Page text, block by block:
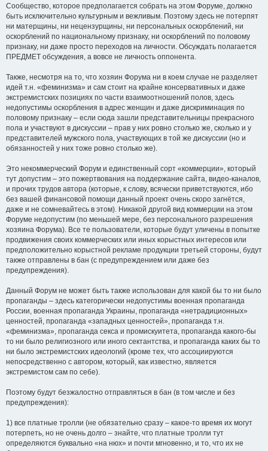
Сообщество, которое предполагается собрать на этом Форуме, должно
быть исключительно культурным и вежливым. Поэтому здесь не потерпят
ни матерщины, ни нецензурщины, ни персональных оскорблений, ни
оскорблений по национальному признаку, ни оскорблений по половому
признаку, ни даже просто переходов на личности. Обсуждать полагается
ПРЕДМЕТ обсуждения, а вовсе не личность оппонента.
Также, несмотря на то, что хозяин Форума ни в коем случае не разделяет
идей т.н. «феминизма» и сам стоит на крайне консервативных и даже
экстремистских позициях по части взаимоотношений полов, здесь
недопустимы оскорбления в адрес женщин и даже дискриминация по
половому признаку – если сюда зашли представительницы прекрасного
пола и участвуют в дискуссии – прав у них ровно столько же, сколько и у
представителей мужского пола, участвующих в той же дискуссии (но и
обязанностей у них тоже ровно столько же).
Это некоммерческий Форум и единственный сорт «коммерции», который
тут допустим – это пожертвования на поддержание сайта, видео-каналов,
и прочих трудов автора (которые, к слову, всячески приветствуются, ибо
без вашей финансовой помощи данный проект очень скоро загнётся,
даже и не сомневайтесь в этом). Никакой другой вид коммерции на этом
Форуме недопустим (по меньшей мере, без персонального разрешения
хозяина Форума). Все те пользователи, которые будут уличены в попытке
продвижения своих коммерческих или иных корыстных интересов или
предположительно корыстной рекламе продукции третьей стороны, будут
также отправлены в бан (с предупреждением или даже без
предупреждения).
Данный Форум не может быть также использован для какой бы то ни было
пропаганды – здесь категорически недопустимы военная пропаганда
России, военная пропаганда Украины, пропаганда «нетрадиционных»
ценностей, пропаганда «западных ценностей», пропаганда т.н.
«феминизма», пропаганда секса и промискуитета, пропаганда какого-бы
то ни было религиозного или иного сектантства, и пропаганда каких бы то
ни было экстремистских идеологий (кроме тех, что ассоциируются
непосредственно с автором, который, как известно, является
экстремистом сам по себе).
Поэтому будут безжалостно отправляться в бан (в том числе и без
предупреждения):
1) все платные тролли (не обязательно сразу – какое-то время их могут
потерпеть, но не очень долго – знайте, что платные тролли тут
определяются буквально «на нюх» и почти мгновенно, и то, что их не